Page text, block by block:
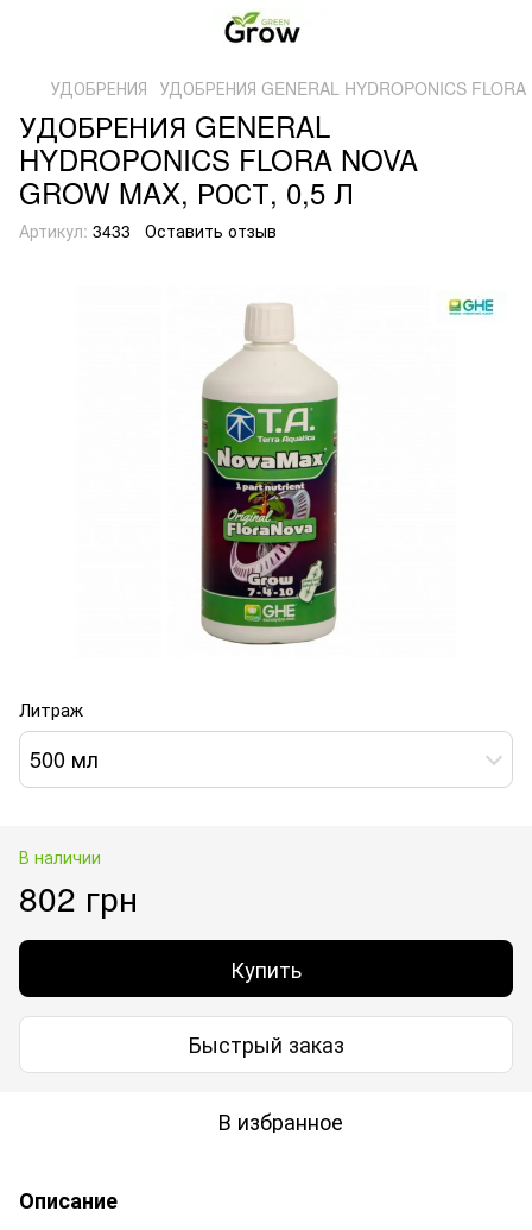
УДОБРЕНИЯ УДОБРЕНИЯ GENERAL HYDROPONICS
УДОБРЕНИЯ GENERAL
HYDROPONICS FLORA NOVA
GROW MAX, РОСТ, 0,5 Л
Артикул: 3433 Оставить отзыв
Литраж
500 мл
В наличии
802 грн
Купить
Быстрый заказ
В избранное
Описание